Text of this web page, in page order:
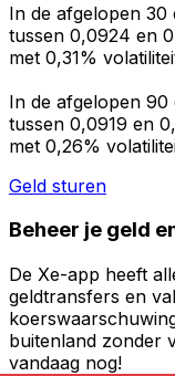
In de afgelopen 30
tussen 0,0924 en
met 0,31%
In de afgelopen 90
tussen 0,0919 en
met 0,26%
Geld sturen
Beheer je geld
De Xe-app heeft
geldtransfers en
buitenland zonder
vandaag nog!